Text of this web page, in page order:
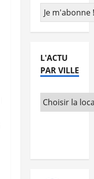
L'ACTU
PAR VILLE